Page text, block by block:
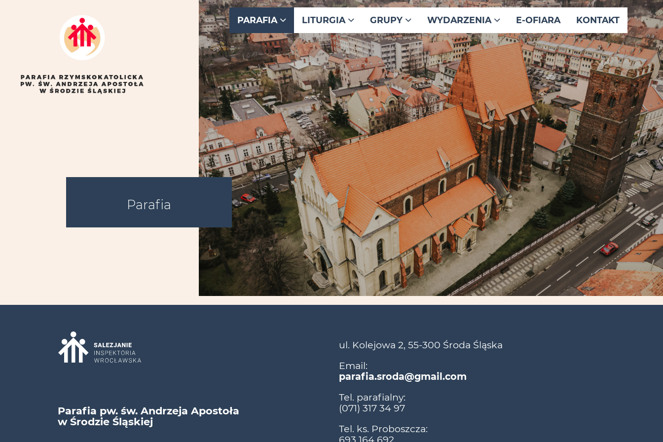
PARAFIA LITURGIA GRUPY WYDARZENIA E-OFIARA KONTAKT
Parafia
Parafia pw. św. Andrzeja Apostoła
w Środzie Śląskiej
ul. Kolejowa 2, 55-300 Środa Śląska
Email:
parafia.sroda@gmail.com
Tel. parafialny:
(071) 317 34 97
Tel. ks. Proboszcza:
693 164 692